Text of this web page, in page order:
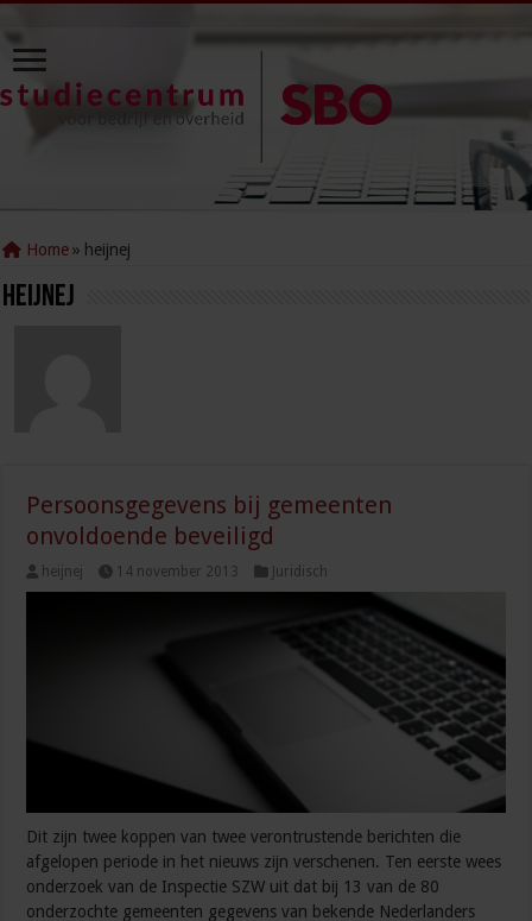
Home » heijnej
heijnej
Persoonsgegevens bij gemeenten
onvoldoende beveiligd
heijnej 14 november 2013 Juridisch
Dit zijn twee koppen van twee verontrustende berichten die
afgelopen periode in het nieuws zijn verschenen. Ten eerste wees
onderzoek van de Inspectie SZW uit dat bij 13 van de 80
onderzochte gemeenten gegevens van bekende Nederlanders